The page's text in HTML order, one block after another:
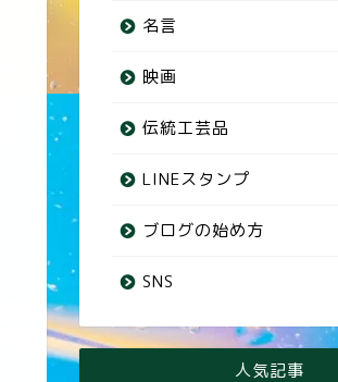
名言
映画
伝統工芸品
LINEスタンプ
ブログの始め方
SNS
人気記事